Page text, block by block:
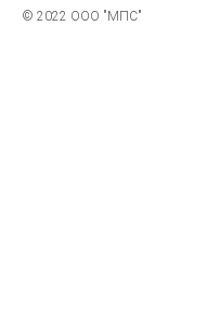
© 2022 ООО "МПС"